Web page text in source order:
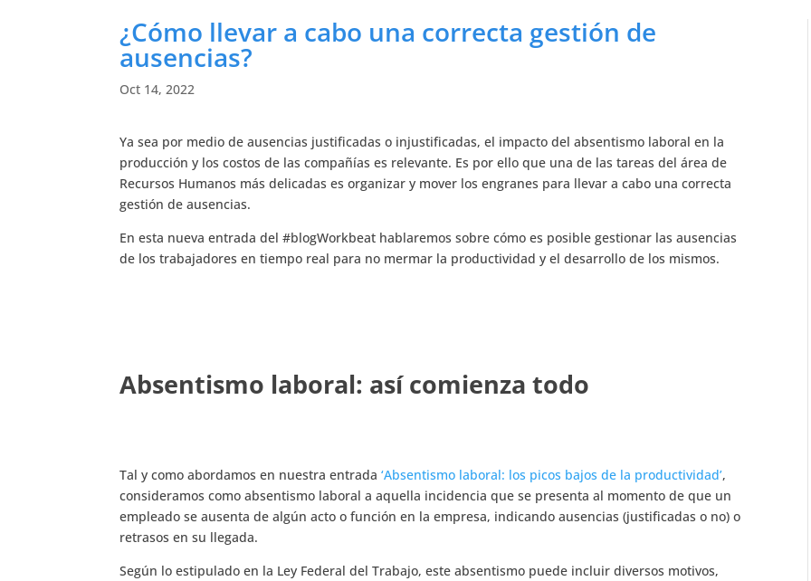
¿Cómo llevar a cabo una correcta gestión de
ausencias?
Oct 14, 2022
Ya sea por medio de ausencias justificadas o injustificadas, el impacto del absentismo laboral en la
producción y los costos de las compañías es relevante. Es por ello que una de las tareas del área de
Recursos Humanos más delicadas es organizar y mover los engranes para llevar a cabo una correcta
gestión de ausencias.
En esta nueva entrada del #blogWorkbeat hablaremos sobre cómo es posible gestionar las ausencias
de los trabajadores en tiempo real para no mermar la productividad y el desarrollo de los mismos.
Absentismo laboral: así comienza todo
Tal y como abordamos en nuestra entrada ‘Absentismo laboral: los picos bajos de la productividad’,
consideramos como absentismo laboral a aquella incidencia que se presenta al momento de que un
empleado se ausenta de algún acto o función en la empresa, indicando ausencias (justificadas o no) o
retrasos en su llegada.
Según lo estipulado en la Ley Federal del Trabajo, este absentismo puede incluir diversos motivos,